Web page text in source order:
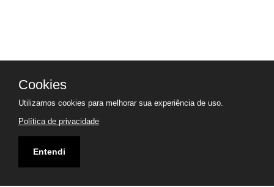
Cookies
Utilizamos cookies para melhorar sua experiência de uso.
Política de privacidade
Entendi